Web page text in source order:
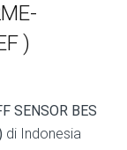
)
SENSOR BES
di Indonesia